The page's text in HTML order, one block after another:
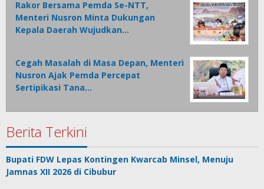
Rakor Bersama Pemda Se-NTT,
Menteri Nusron Minta Dukungan
Kepala Daerah Wujudkan…
Cegah Masalah di Masa Depan, Menteri
Nusron Ajak Pemda Percepat
Sertipikasi Tana…
Berita Terkini
Bupati FDW Lepas Kontingen Kwarcab Minsel, Menuju
Jamnas XII 2026 di Cibubur